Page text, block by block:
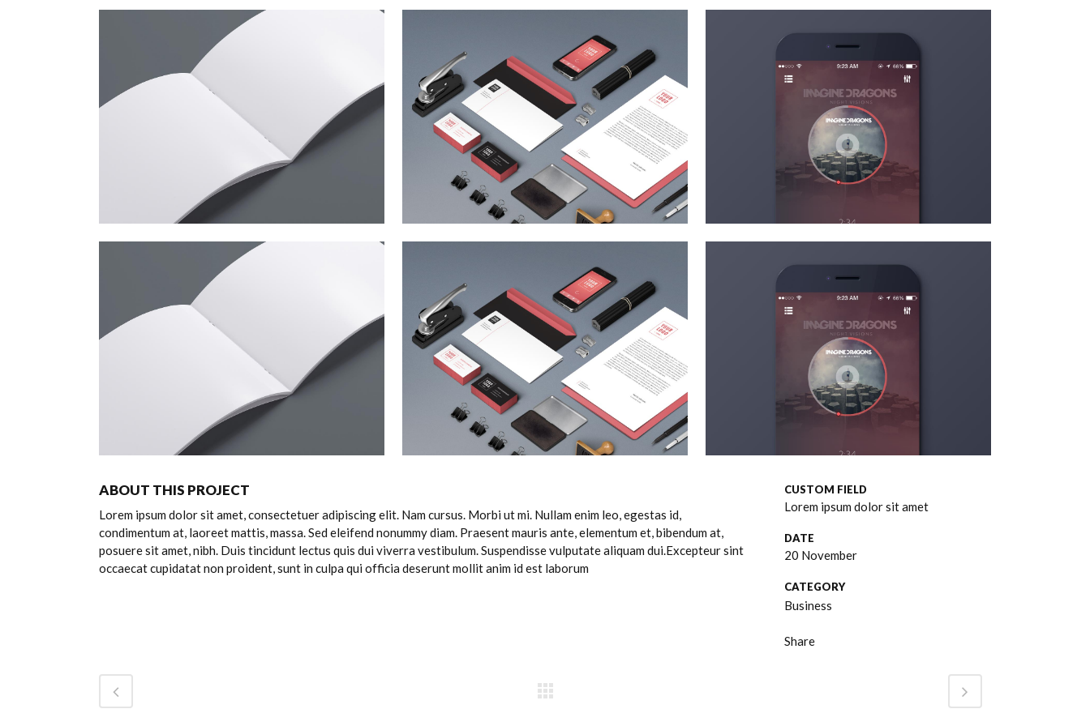
ABOUT THIS PROJECT
Lorem ipsum dolor sit amet, consectetuer adipiscing elit. Nam cursus. Morbi ut mi. Nullam enim leo, egestas id,
condimentum at, laoreet mattis, massa. Sed eleifend nonummy diam. Praesent mauris ante, elementum et, bibendum at,
posuere sit amet, nibh. Duis tincidunt lectus quis dui viverra vestibulum. Suspendisse vulputate aliquam dui.Excepteur sint
occaecat cupidatat non proident, sunt in culpa qui officia deserunt mollit anim id est laborum
CUSTOM FIELD
Lorem ipsum dolor sit amet
DATE
20 November
CATEGORY
Business
Share